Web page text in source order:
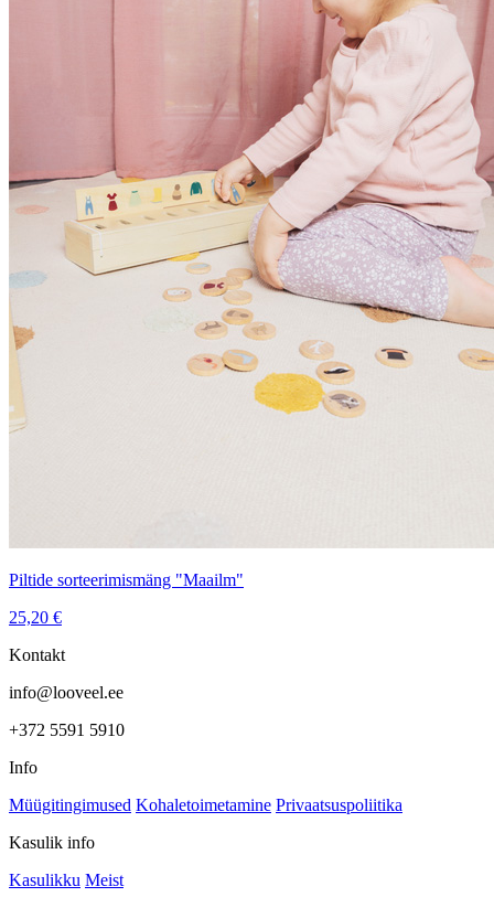
Piltide sorteerimismäng "Maailm"
25,20 €
Kontakt
info@looveel.ee
+372 5591 5910
Info
Müügitingimused Kohaletoimetamine Privaatsuspoliitika
Kasulik info
Kasulikku Meist